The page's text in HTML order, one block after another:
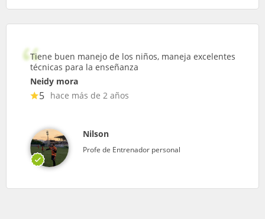
Tiene buen manejo de los niños, maneja excelentes
técnicas para la enseñanza
Neidy mora
5 hace más de 2 años
Nilson
Profe de Entrenador personal